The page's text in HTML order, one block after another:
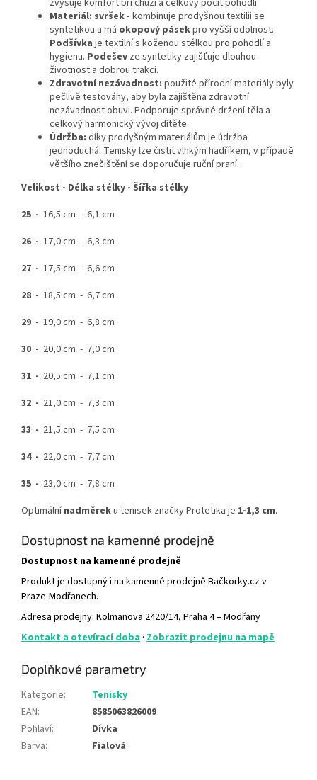
Materiál: svršek - kombinuje prodyšnou textilii se
syntetikou a má okopový pásekpro vyšší odolnost.
Podšívka je textilní s koženou stélkou pro pohodlí a
hygienu. Podešev ze syntetiky zajišťuje dlouhou
životnost a dobrou trakci.
Zdravotní nezávadnost: použité přírodní materiály byly
pečlivě testovány, aby byla zajištěna zdravotní
nezávadnost obuvi. Podporuje správné držení těla a
celkový harmonický vývoj dítěte.
Údržba: díky prodyšným materiálům je údržba
jednoduchá. Tenisky lze čistit vlhkým hadříkem, v případě
většího znečištění se doporučuje ruční praní.
Velikost - Délka stélky - Šířka stélky
25 - 16,5 cm - 6,1 cm
26 - 17,0 cm - 6,3 cm
27 - 17,5 cm - 6,6 cm
28 - 18,5 cm - 6,7 cm
29 - 19,0 cm - 6,8 cm
30 - 20,0 cm - 7,0 cm
31 - 20,5 cm - 7,1 cm
32 - 21,0 cm - 7,3 cm
33 - 21,5 cm - 7,5 cm
34 - 22,0 cm - 7,7 cm
35 - 23,0 cm - 7,8 cm
Optimálnínadměreku tenisek značky Protetika je 1-1,3 cm.
Dostupnost na kamenné prodejně
Dostupnost na kamenné prodejně
Produkt je dostupný i na kamenné prodejně Bačkorky.cz v
Praze-Modřanech.
Adresa prodejny: Kolmanova 2420/14, Praha 4 – Modřany
Kontakt a otevírací doba · Zobrazit prodejnu na mapě
Doplňkové parametry
Kategorie:
Tenisky
EAN:
8585063826009
Pohlaví:
Dívka
Barva: Fialová